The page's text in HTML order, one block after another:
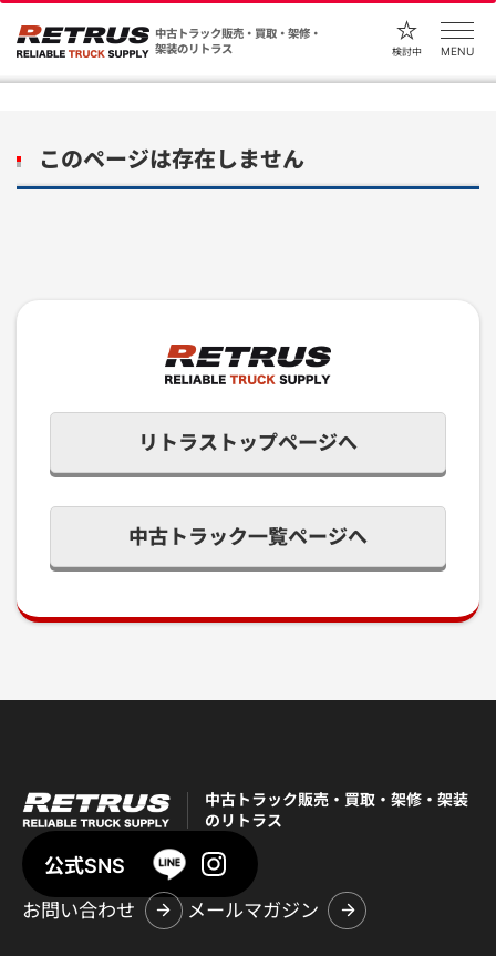
中古トラック販売・買取・架修・
架装のリトラス
検討中 MENU
このページは存在しません
リトラストップページへ
中古トラック一覧ページへ
中古トラック販売・買取・架修・架装
のリトラス
公式SNS
お問い合わせ
メールマガジン